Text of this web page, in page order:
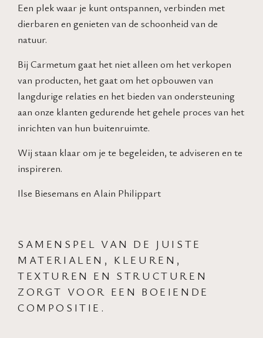
Een plek waar je kunt ontspannen, verbinden met
dierbaren en genieten van de schoonheid van de
natuur.
Bij Carmetum gaat het niet alleen om het verkopen
van producten, het gaat om het opbouwen van
langdurige relaties en het bieden van ondersteuning
aan onze klanten gedurende het gehele proces van het
inrichten van hun buitenruimte.
Wij staan klaar om je te begeleiden, te adviseren en te
inspireren.
Ilse Biesemans en Alain Philippart
SAMENSPEL VAN DE JUISTE
MATERIALEN, KLEUREN,
TEXTUREN EN STRUCTUREN
ZORGT VOOR EEN BOEIENDE
COMPOSITIE.